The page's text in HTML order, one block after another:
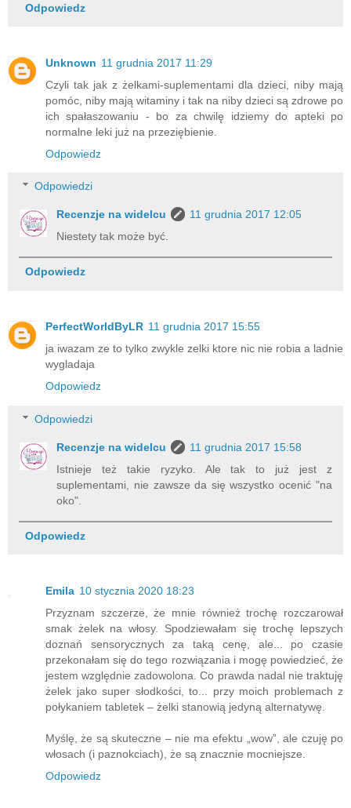
Odpowiedz
Unknown 11 grudnia 2017 11:29
Czyli tak jak z żelkami-suplementami dla dzieci, niby mają
pomóc, niby mają witaminy i tak na niby dzieci są zdrowe po
ich spałaszowaniu - bo za chwilę idziemy do apteki po
normalne leki już na przeziębienie.
Odpowiedz
Odpowiedzi
Recenzje na widelcu
11 grudnia 2017 12:05
Niestety tak może być.
Odpowiedz
PerfectWorldByLR 11 grudnia 2017 15:55
ja iwazam ze to tylko zwykle zelki ktore nic nie robia a ladnie
wygladaja
Odpowiedz
Odpowiedzi
Recenzje na widelcu
11 grudnia 2017 15:58
Istnieje też takie ryzyko. Ale tak to już jest z
suplementami, nie zawsze da się wszystko ocenić "na
oko".
Odpowiedz
Emila 10 stycznia 2020 18:23
Przyznam szczerze, że mnie również trochę rozczarował
smak żelek na włosy. Spodziewałam się trochę lepszych
doznań sensorycznych za taką cenę, ale... po czasie
przekonałam się do tego rozwiązania i mogę powiedzieć, że
jestem względnie zadowolona. Co prawda nadal nie traktuję
żelek jako super słodkości, to... przy moich problemach z
połykaniem tabletek – żelki stanowią jedyną alternatywę.
Myślę, że są skuteczne – nie ma efektu „wow”, ale czuję po
włosach (i paznokciach), że są znacznie mocniejsze.
Odpowiedz